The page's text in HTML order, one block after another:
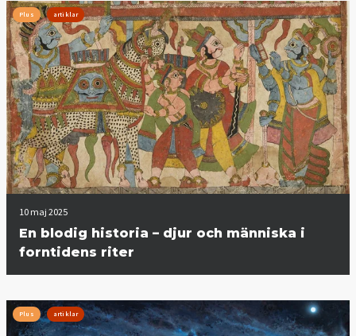
Plus artiklar
10 maj 2025
En blodig historia – djur och människa i
forntidens riter
Plus artiklar